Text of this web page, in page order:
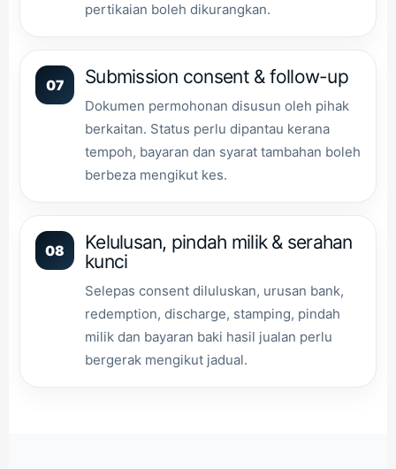
pertikaian boleh dikurangkan.
07 Submission consent & follow-up
Dokumen permohonan disusun oleh pihak
berkaitan. Status perlu dipantau kerana
tempoh, bayaran dan syarat tambahan boleh
berbeza mengikut kes.
08
Kelulusan, pindah milik & serahan
kunci
Selepas consent diluluskan, urusan bank,
redemption, discharge, stamping, pindah
milik dan bayaran baki hasil jualan perlu
bergerak mengikut jadual.